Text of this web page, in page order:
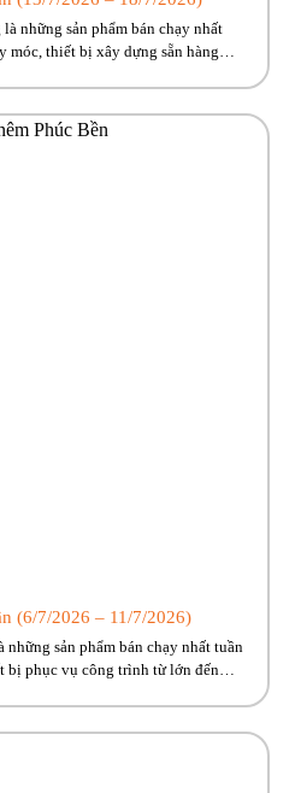
những sản phẩm bán chạy nhất
móc, thiết bị xây dựng sẵn hàng
(6/7/2026 – 11/7/2026)
sản phẩm bán chạy nhất tuần
bị phục vụ công trình từ lớn đến